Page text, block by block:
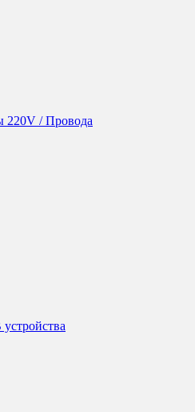
220V / Провода